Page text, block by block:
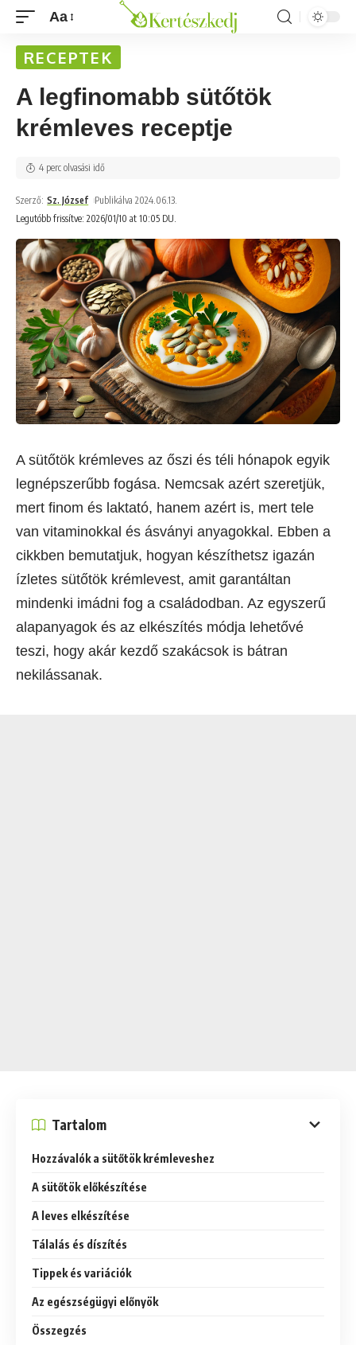
Aa
RECEPTEK
A legfinomabb sütőtök
krémleves receptje
Legutóbb frissítve: 2026/01/10 at 10:05 DU.
Szerző: Sz. József Publikálva 2024.06.13.
4 perc olvasási idő
A sütőtök krémleves az őszi és téli hónapok egyik
legnépszerűbb fogása. Nemcsak azért szeretjük,
mert finom és laktató, hanem azért is, mert tele
van vitaminokkal és ásványi anyagokkal. Ebben a
cikkben bemutatjuk, hogyan készíthetsz igazán
ízletes sütőtök krémlevest, amit garantáltan
mindenki imádni fog a családodban. Az egyszerű
alapanyagok és az elkészítés módja lehetővé
teszi, hogy akár kezdő szakácsok is bátran
nekilássanak.
Tartalom
Hozzávalók a sütőtök krémleveshez
A sütőtök előkészítése
A leves elkészítése
Tálalás és díszítés
Tippek és variációk
Az egészségügyi előnyök
Összegzés